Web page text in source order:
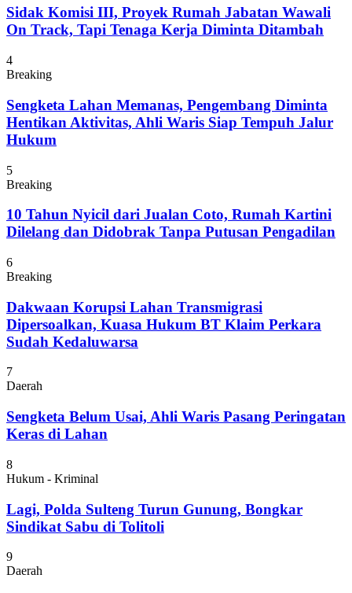
Sidak Komisi III, Proyek Rumah Jabatan Wawali
On Track, Tapi Tenaga Kerja Diminta Ditambah
4
Breaking
Sengketa Lahan Memanas, Pengembang Diminta
Hentikan Aktivitas, Ahli Waris Siap Tempuh Jalur
Hukum
5
Breaking
10 Tahun Nyicil dari Jualan Coto, Rumah Kartini
Dilelang dan Didobrak Tanpa Putusan Pengadilan
6
Breaking
Dakwaan Korupsi Lahan Transmigrasi
Dipersoalkan, Kuasa Hukum BT Klaim Perkara
Sudah Kedaluwarsa
7
Daerah
Sengketa Belum Usai, Ahli Waris Pasang Peringatan
Keras di Lahan
8
Hukum - Kriminal
Lagi, Polda Sulteng Turun Gunung, Bongkar
Sindikat Sabu di Tolitoli
9
Daerah